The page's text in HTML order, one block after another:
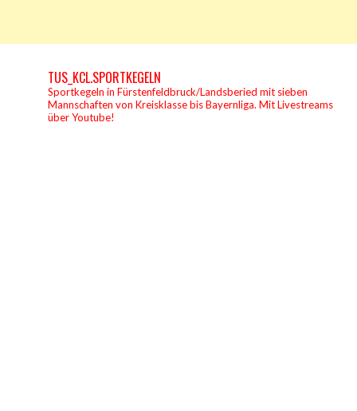
TUS_KCL.SPORTKEGELN
Sportkegeln in Fürstenfeldbruck/Landsberied mit sieben
Mannschaften von Kreisklasse bis Bayernliga. Mit Livestreams
über Youtube!